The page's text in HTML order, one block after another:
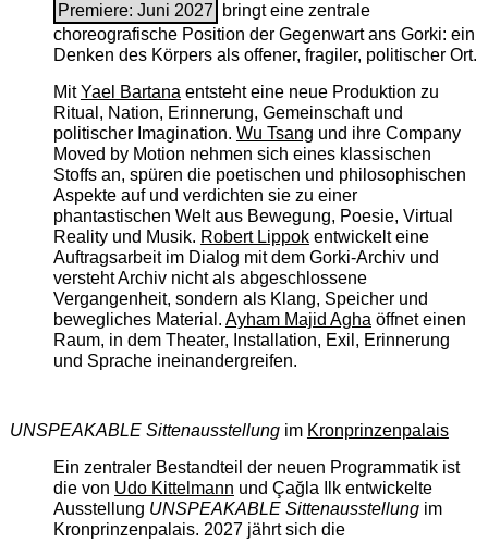
Premiere: Juni 2027
bringt eine zentrale
choreografische Position der Gegenwart ans Gorki: ein
Denken des Körpers als offener, fragiler, politischer Ort.
MitYael Bartanaentsteht eine neue Produktion zu
Ritual, Nation, Erinnerung, Gemeinschaft und
politischer Imagination. Wu Tsang und ihre Company
Moved by Motion nehmen sich eines klassischen
Stoffs an, spüren die poetischen und philosophischen
Aspekte auf und verdichten sie zu einer
phantastischen Welt aus Bewegung, Poesie, Virtual
Reality und Musik. Robert Lippokentwickelt eine
Auftragsarbeit im Dialog mit dem Gorki-Archiv und
versteht Archiv nicht als abgeschlossene
Vergangenheit, sondern als Klang, Speicher und
bewegliches Material. Ayham Majid Aghaöffnet einen
Raum, in dem Theater, Installation, Exil, Erinnerung
und Sprache ineinandergreifen.
UNSPEAKABLE Sittenausstellungim Kronprinzenpalais
Ein zentraler Bestandteil der neuen Programmatik ist
die von Udo Kittelmann und Çağla Ilk entwickelte
Ausstellung UNSPEAKABLE Sittenausstellungim
Kronprinzenpalais. 2027 jährt sich die